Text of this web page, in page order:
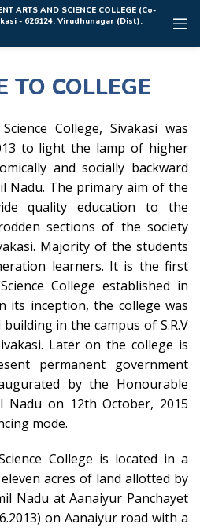
ARTS AND SCIENCE COLLEGE (Co-
- 626124, Virudhunagar (Dist).
TO COLLEGE
College, Sivakasi was
to light the lamp of higher
and socially backward
Nadu. The primary aim of the
quality education to the
sections of the society
Majority of the students
learners. It is the first
College established in
its inception, the college was
in the campus of S.R.V
Later on the college is
permanent government
by the Honourable
on 12th October, 2015
mode.
College is located in a
acres of land allotted by
Nadu at Aanaiyur Panchayet
on Aanaiyur road with a